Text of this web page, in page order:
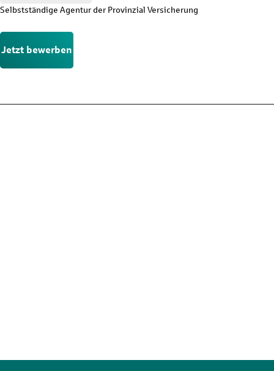
Selbstständige Agentur der Provinzial Versicherung
Jetzt bewerben